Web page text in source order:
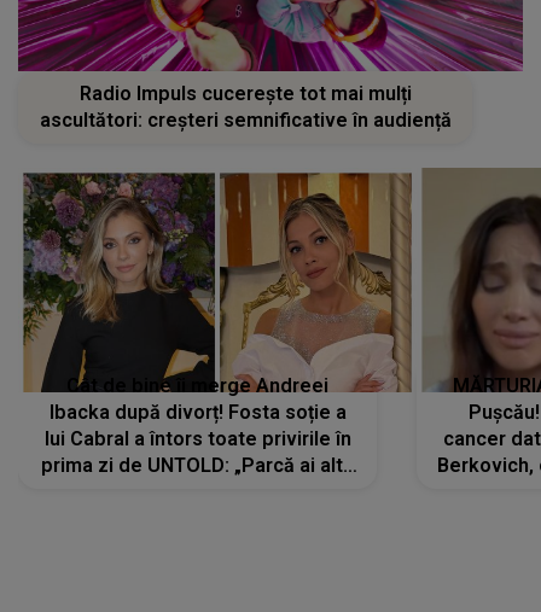
Radio Impuls cucerește tot mai mulți
ascultători: creșteri semnificative în audiență
Cât de bine îi merge Andreei
Ibacka după divorț! Fosta soție a
lui Cabral a întors toate privirile în
prima zi de UNTOLD: „Parcă ai altă
cancer